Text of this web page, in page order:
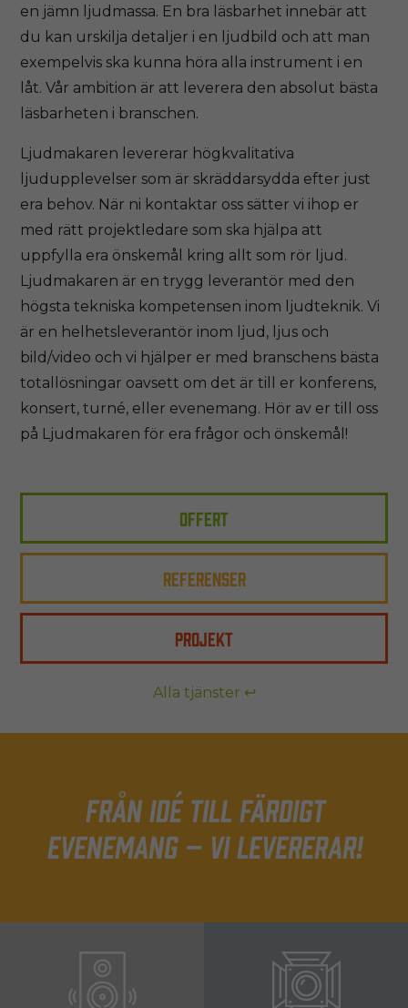
en jämn ljudmassa. En bra läsbarhet innebär att
du kan urskilja detaljer i en ljudbild och att man
exempelvis ska kunna höra alla instrument i en
låt. Vår ambition är att leverera den absolut bästa
läsbarheten i branschen.
Ljudmakaren levererar högkvalitativa
ljudupplevelser som är skräddarsydda efter just
era behov. När ni kontaktar oss sätter vi ihop er
med rätt projektledare som ska hjälpa att
uppfylla era önskemål kring allt som rör ljud.
Ljudmakaren är en trygg leverantör med den
högsta tekniska kompetensen inom ljudteknik. Vi
är en helhetsleverantör inom ljud, ljus och
bild/video och vi hjälper er med branschens bästa
totallösningar oavsett om det är till er konferens,
konsert, turné, eller evenemang. Hör av er till oss
på Ljudmakaren för era frågor och önskemål!
OFFERT
REFERENSER
PROJEKT
Alla tjänster ↩
Från idé till färdigt
evenemang – Vi levererar!